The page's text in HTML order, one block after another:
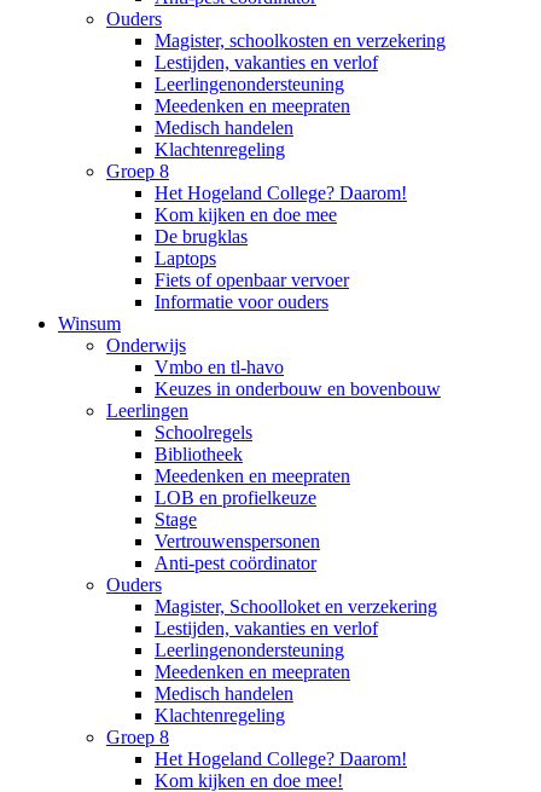
Ouders
Magister, schoolkosten en verzekering
Lestijden, vakanties en verlof
Leerlingenondersteuning
Meedenken en meepraten
Medisch handelen
Klachtenregeling
Groep 8
Het Hogeland College? Daarom!
Kom kijken en doe mee
De brugklas
Laptops
Fiets of openbaar vervoer
Informatie voor ouders
Winsum
Onderwijs
Vmbo en tl-havo
Keuzes in onderbouw en bovenbouw
Leerlingen
Schoolregels
Bibliotheek
Meedenken en meepraten
LOB en profielkeuze
Stage
Vertrouwenspersonen
Anti-pest coördinator
Ouders
Magister, Schoolloket en verzekering
Lestijden, vakanties en verlof
Leerlingenondersteuning
Meedenken en meepraten
Medisch handelen
Klachtenregeling
Groep 8
Het Hogeland College? Daarom!
Kom kijken en doe mee!